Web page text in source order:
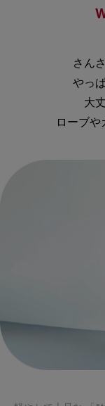
さん
やっ
大
ローブや